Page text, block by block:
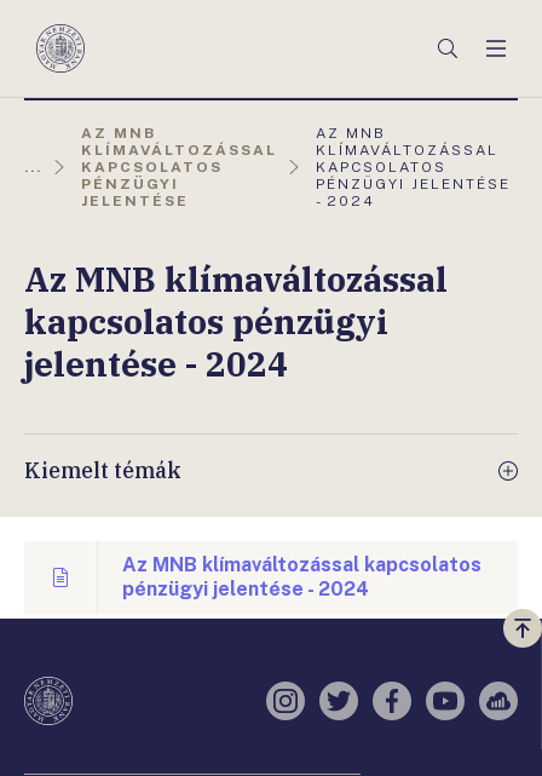
Magyar
Keresés
...
AZ MNB
KLÍMAVÁLTOZÁSSAL
KAPCSOLATOS
PÉNZÜGYI
JELENTÉSE
AKTUÁLIS
OLDAL:
AZ MNB
KLÍMAVÁLTOZÁSSAL
KAPCSOLATOS
PÉNZÜGYI JELENTÉSE
- 2024
Az MNB klímaváltozással
kapcsolatos pénzügyi
jelentése - 2024
Kiemelt témák
Az MNB klímaváltozással kapcsolatos
pénzügyi jelentése - 2024
a
Instagram
TwitterFacebook
YouTube